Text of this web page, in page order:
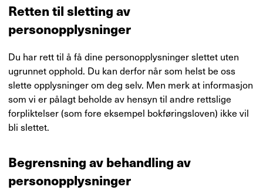
Retten til sletting av
personopplysninger
Du har rett til å få dine personopplysninger slettet uten
ugrunnet opphold. Du kan derfor når som helst be oss
slette opplysninger om deg selv. Men merk at informasjon
som vi er pålagt beholde av hensyn til andre rettslige
forpliktelser (som fore eksempel bokføringsloven) ikke vil
bli slettet.
Begrensning av behandling av
personopplysninger